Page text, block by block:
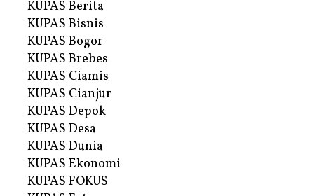
KUPAS Berita
KUPAS Bisnis
KUPAS Bogor
KUPAS Brebes
KUPAS Ciamis
KUPAS Cianjur
KUPAS Depok
KUPAS Desa
KUPAS Dunia
KUPAS Ekonomi
KUPAS FOKUS